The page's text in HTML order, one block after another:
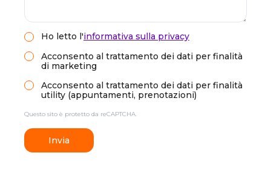
Ho letto l'informativa sulla privacy
Acconsento al trattamento dei dati per finalità
di marketing
Acconsento al trattamento dei dati per finalità
utility (appuntamenti, prenotazioni)
Questo sito è protetto da reCAPTCHA.
Invia